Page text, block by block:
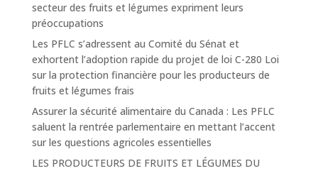
secteur des fruits et légumes expriment leurs
préoccupations
Les PFLC s’adressent au Comité du Sénat et
exhortent l’adoption rapide du projet de loi C-280 Loi
sur la protection financière pour les producteurs de
fruits et légumes frais
Assurer la sécurité alimentaire du Canada : Les PFLC
saluent la rentrée parlementaire en mettant l’accent
sur les questions agricoles essentielles
LES PRODUCTEURS DE FRUITS ET LÉGUMES DU